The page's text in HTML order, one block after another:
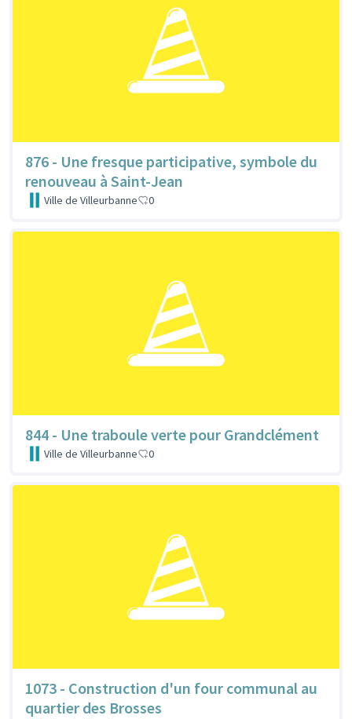
876 - Une fresque participative, symbole du
renouveau à Saint-Jean
Ville de Villeurbanne 0
844 - Une traboule verte pour Grandclément
Ville de Villeurbanne 0
1073 - Construction d'un four communal au
quartier des Brosses